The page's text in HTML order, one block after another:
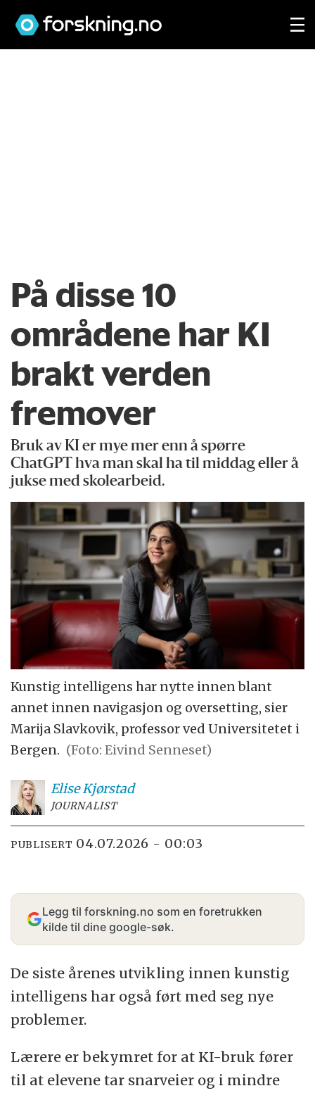
På disse 10
områdene har KI
brakt verden
fremover
Bruk av KI er mye mer enn å spørre
ChatGPT hva man skal ha til middag eller å
jukse med skolearbeid.
Kunstig intelligens har nytte innen blant
annet innen navigasjon og oversetting, sier
Marija Slavkovik, professor ved Universitetet i
Bergen. (Foto: Eivind Senneset)
EliseKjørstad
JOURNALIST
PUBLISERT 04.07.2026 - 00:03
Legg til forskning.no som en foretrukken
kilde til dine google-søk.
De siste årenes utvikling innen kunstig
intelligens har også ført med seg nye
problemer.
Lærere er bekymret for at KI-bruk fører
til at elevene tar snarveier og i mindre